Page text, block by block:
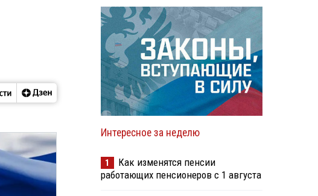
Интересное за неделю
1
Как изменятся пенсии
работающих пенсионеров с 1 августа